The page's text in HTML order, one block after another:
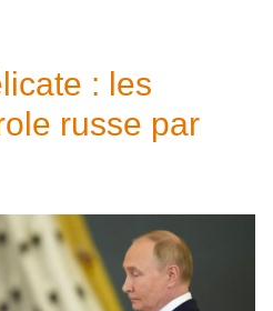
: les
russe par